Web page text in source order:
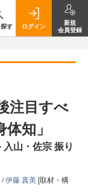
す ログイン
新規
会員登録
注目すべ
知」
山・佐宗 振り
/伊藤 真美[取材・構